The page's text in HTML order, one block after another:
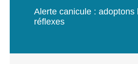
Alerte canicule : adoptons
réflexes